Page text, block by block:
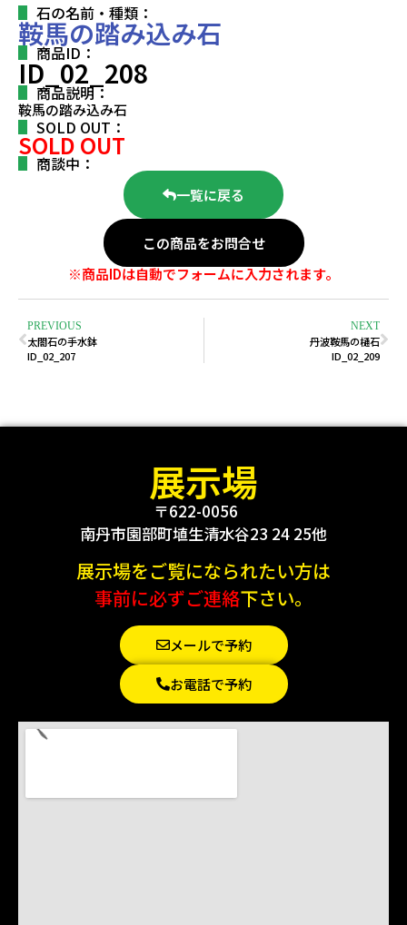
石の名前・種類：
鞍馬の踏み込み石
商品ID：
ID_02_208
商品説明：
鞍馬の踏み込み石
SOLD OUT：
SOLD OUT
商談中：
一覧に戻る
この商品をお問合せ
※商品IDは自動でフォームに入力されます。
PREVIOUS
太閤石の手水鉢
ID_02_207
NEXT
丹波鞍馬の樋石
ID_02_209
展示場
〒622-0056
南丹市園部町埴生清水谷23 24 25他
展示場をご覧になられたい方は
事前に必ずご連絡下さい。
メールで予約
お電話で予約